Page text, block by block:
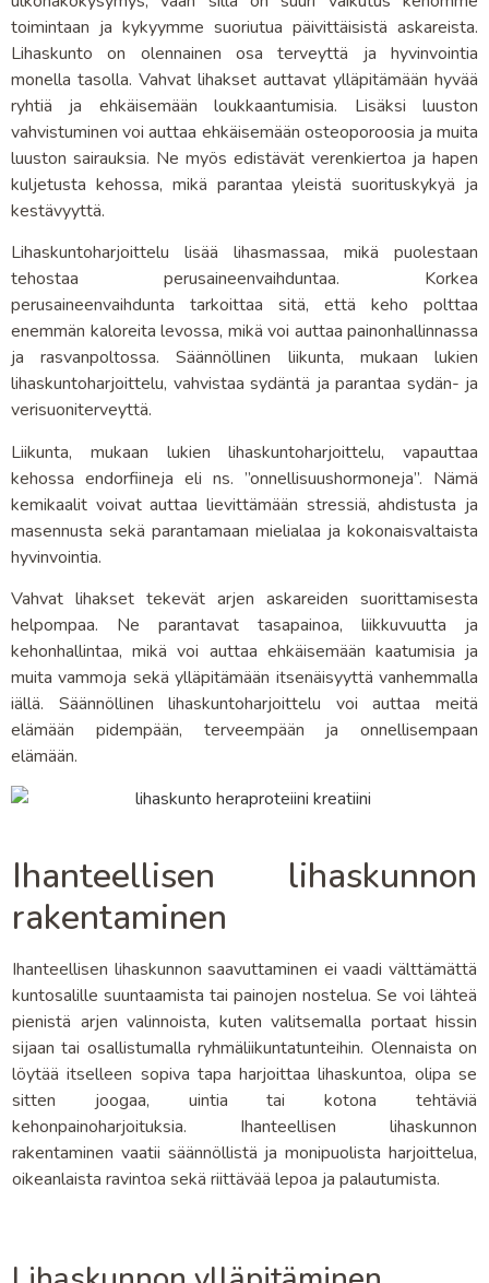
toimintaan ja kykyymme suoriutua päivittäisistä askareista.
Lihaskunto on olennainen osa terveyttä ja hyvinvointia
monella tasolla. Vahvat lihakset auttavat ylläpitämään hyvää
ryhtiä ja ehkäisemään loukkaantumisia. Lisäksi luuston
vahvistuminen voi auttaa ehkäisemään osteoporoosia ja muita
luuston sairauksia. Ne myös edistävät verenkiertoa ja hapen
kuljetusta kehossa, mikä parantaa yleistä suorituskykyä ja
kestävyyttä.
Lihaskuntoharjoittelu lisää lihasmassaa, mikä puolestaan
tehostaa perusaineenvaihduntaa. Korkea
perusaineenvaihdunta tarkoittaa sitä, että keho polttaa
enemmän kaloreita levossa, mikä voi auttaa painonhallinnassa
ja rasvanpoltossa. Säännöllinen liikunta, mukaan lukien
lihaskuntoharjoittelu, vahvistaa sydäntä ja parantaa sydän- ja
verisuoniterveyttä.
Liikunta, mukaan lukien lihaskuntoharjoittelu, vapauttaa
kehossa endorfiineja eli ns. ”onnellisuushormoneja”. Nämä
kemikaalit voivat auttaa lievittämään stressiä, ahdistusta ja
masennusta sekä parantamaan mielialaa ja kokonaisvaltaista
hyvinvointia.
Vahvat lihakset tekevät arjen askareiden suorittamisesta
helpompaa. Ne parantavat tasapainoa, liikkuvuutta ja
kehonhallintaa, mikä voi auttaa ehkäisemään kaatumisia ja
muita vammoja sekä ylläpitämään itsenäisyyttä vanhemmalla
iällä. Säännöllinen lihaskuntoharjoittelu voi auttaa meitä
elämään pidempään, terveempään ja onnellisempaan
elämään.
Ihanteellisen lihaskunnon
rakentaminen
Ihanteellisen lihaskunnon saavuttaminen ei vaadi välttämättä
kuntosalille suuntaamista tai painojen nostelua. Se voi lähteä
pienistä arjen valinnoista, kuten valitsemalla portaat hissin
sijaan tai osallistumalla ryhmäliikuntatunteihin. Olennaista on
löytää itselleen sopiva tapa harjoittaa lihaskuntoa, olipa se
sitten joogaa, uintia tai kotona tehtäviä
kehonpainoharjoituksia. Ihanteellisen lihaskunnon
rakentaminen vaatii säännöllistä ja monipuolista harjoittelua,
oikeanlaista ravintoa sekä riittävää lepoa ja palautumista.